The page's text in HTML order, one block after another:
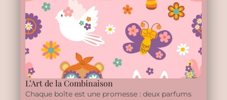
L’Art de la Combinaison
Chaque boîte est une promesse : deux parfums